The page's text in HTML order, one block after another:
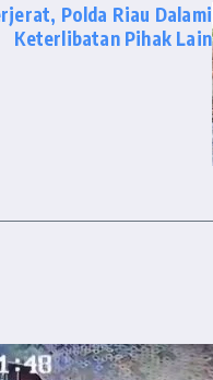
Polda Riau Dalami
Keterlibatan Pihak Lain